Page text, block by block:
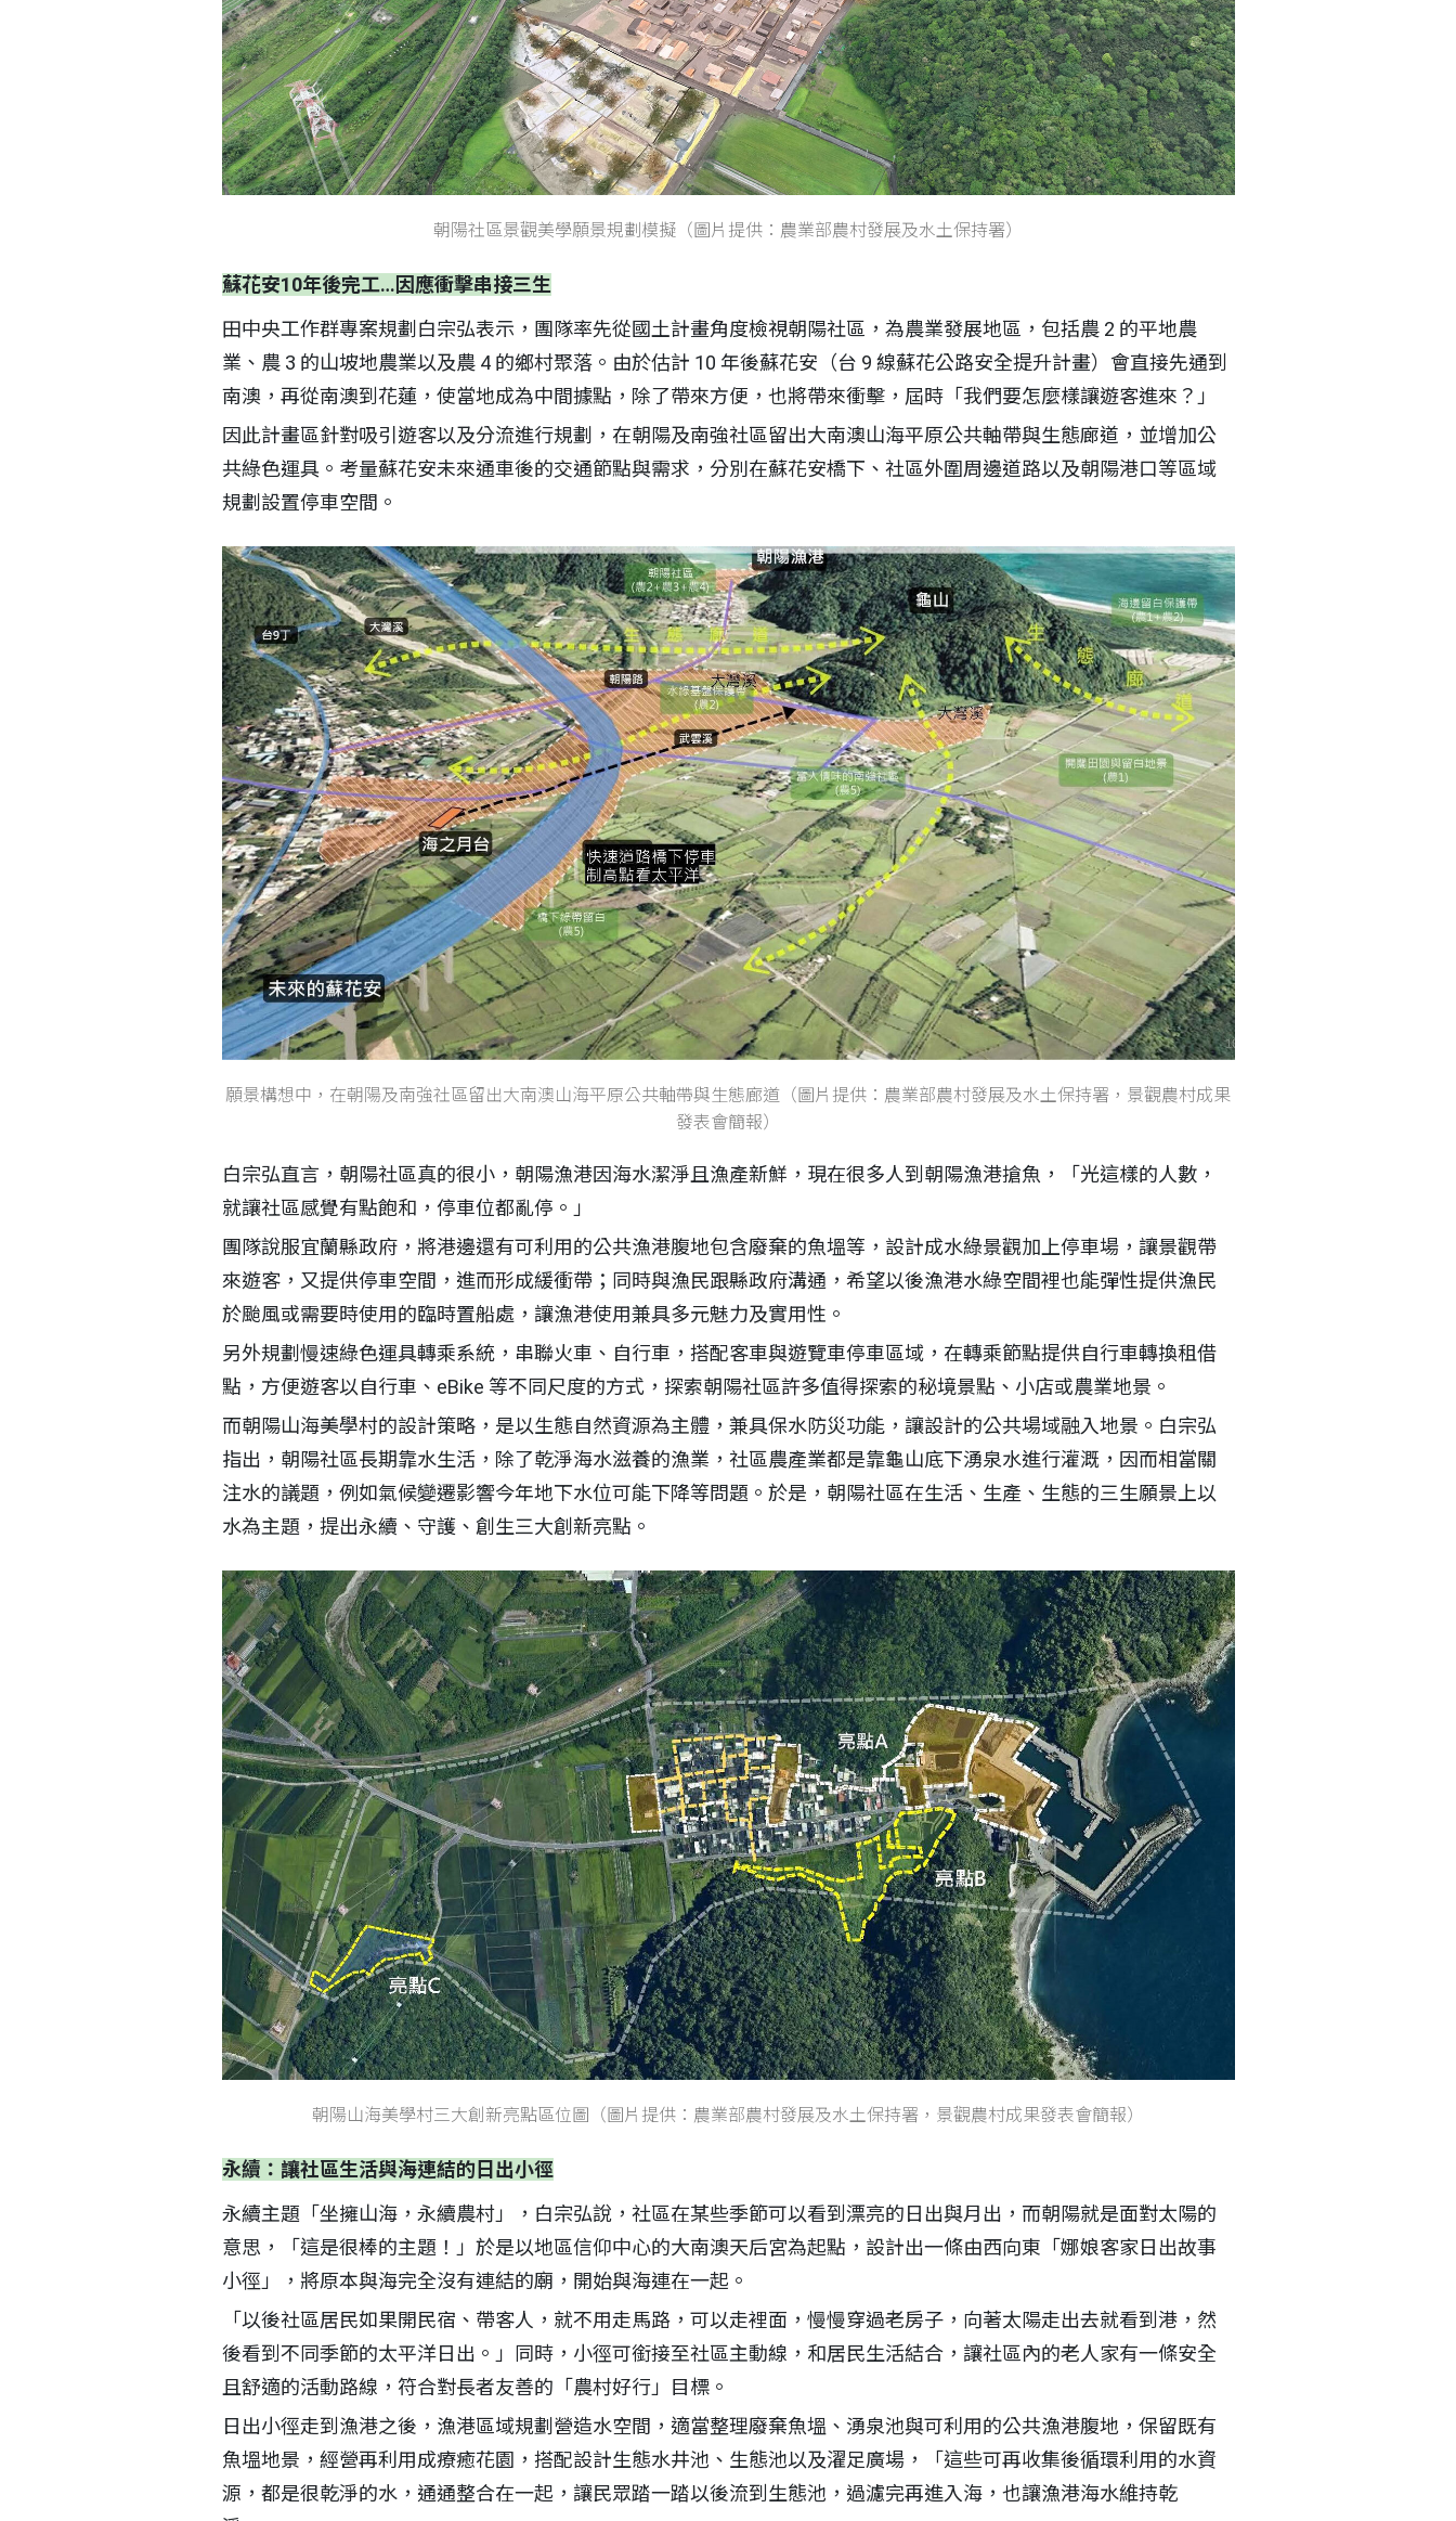
朝陽社區景觀美學願景規劃模擬（圖片提供：農業部農村發展及水土保持署）
蘇花安10年後完工…因應衝擊串接三生
田中央工作群專案規劃白宗弘表示，團隊率先從國土計畫角度檢視朝陽社區，為農業發展地區，包括農 2 的平地農
業、農 3 的山坡地農業以及農 4 的鄉村聚落。由於估計 10 年後蘇花安（台 9 線蘇花公路安全提升計畫）會直接先通到
南澳，再從南澳到花蓮，使當地成為中間據點，除了帶來方便，也將帶來衝擊，屆時「我們要怎麼樣讓遊客進來？」
因此計畫區針對吸引遊客以及分流進行規劃，在朝陽及南強社區留出大南澳山海平原公共軸帶與生態廊道，並增加公
共綠色運具。考量蘇花安未來通車後的交通節點與需求，分別在蘇花安橋下、社區外圍周邊道路以及朝陽港口等區域
規劃設置停車空間。
願景構想中，在朝陽及南強社區留出大南澳山海平原公共軸帶與生態廊道（圖片提供：農業部農村發展及水土保持署，景觀農村成果
發表會簡報）
白宗弘直言，朝陽社區真的很小，朝陽漁港因海水潔淨且漁產新鮮，現在很多人到朝陽漁港搶魚，「光這樣的人數，
就讓社區感覺有點飽和，停車位都亂停。」
團隊說服宜蘭縣政府，將港邊還有可利用的公共漁港腹地包含廢棄的魚塭等，設計成水綠景觀加上停車場，讓景觀帶
來遊客，又提供停車空間，進而形成緩衝帶；同時與漁民跟縣政府溝通，希望以後漁港水綠空間裡也能彈性提供漁民
於颱風或需要時使用的臨時置船處，讓漁港使用兼具多元魅力及實用性。
另外規劃慢速綠色運具轉乘系統，串聯火車、自行車，搭配客車與遊覽車停車區域，在轉乘節點提供自行車轉換租借
點，方便遊客以自行車、eBike 等不同尺度的方式，探索朝陽社區許多值得探索的秘境景點、小店或農業地景。
而朝陽山海美學村的設計策略，是以生態自然資源為主體，兼具保水防災功能，讓設計的公共場域融入地景。白宗弘
指出，朝陽社區長期靠水生活，除了乾淨海水滋養的漁業，社區農產業都是靠龜山底下湧泉水進行灌溉，因而相當關
注水的議題，例如氣候變遷影響今年地下水位可能下降等問題。於是，朝陽社區在生活、生產、生態的三生願景上以
水為主題，提出永續、守護、創生三大創新亮點。
朝陽山海美學村三大創新亮點區位圖（圖片提供：農業部農村發展及水土保持署，景觀農村成果發表會簡報）
永續：讓社區生活與海連結的日出小徑
永續主題「坐擁山海，永續農村」，白宗弘說，社區在某些季節可以看到漂亮的日出與月出，而朝陽就是面對太陽的
意思，「這是很棒的主題！」於是以地區信仰中心的大南澳天后宮為起點，設計出一條由西向東「娜娘客家日出故事
小徑」，將原本與海完全沒有連結的廟，開始與海連在一起。
「以後社區居民如果開民宿、帶客人，就不用走馬路，可以走裡面，慢慢穿過老房子，向著太陽走出去就看到港，然
後看到不同季節的太平洋日出。」同時，小徑可銜接至社區主動線，和居民生活結合，讓社區內的老人家有一條安全
且舒適的活動路線，符合對長者友善的「農村好行」目標。
日出小徑走到漁港之後，漁港區域規劃營造水空間，適當整理廢棄魚塭、湧泉池與可利用的公共漁港腹地，保留既有
魚塭地景，經營再利用成療癒花園，搭配設計生態水井池、生態池以及濯足廣場，「這些可再收集後循環利用的水資
源，都是很乾淨的水，通通整合在一起，讓民眾踏一踏以後流到生態池，過濾完再進入海，也讓漁港海水維持乾